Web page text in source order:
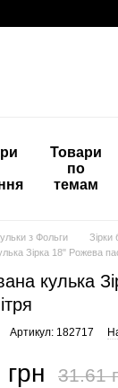
Товари
по
темам
з Фольги
Зірка 18" Рожева
кулька
Артикул: 182717
31.61